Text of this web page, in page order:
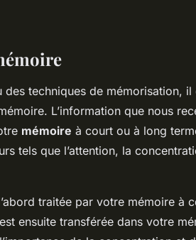
techniques de mémorisation,
L’information que nous
mémoire à court ou à long
tels que l’attention, la
traitée par votre mémoire à
ensuite transférée dans votre